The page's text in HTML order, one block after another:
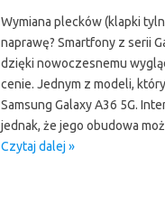
Wymiana plecków (klapki
naprawę? Smartfony z serii
dzięki nowoczesnemu
cenie. Jednym z modeli,
Samsung Galaxy A36 5G.
jednak, że jego obudowa
Czytaj dalej »